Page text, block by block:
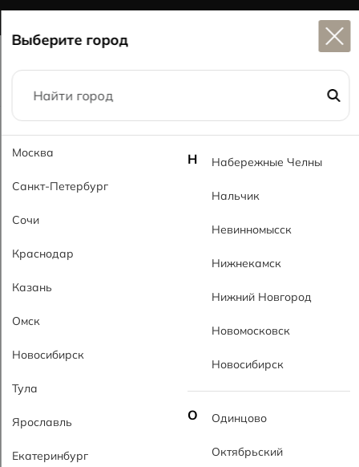
Главная Каталог 60x60 Про Бетон MT Pro Beton MT
Выберите город
Москва
Санкт-Петербург
Сочи
Краснодар
Казань
Омск
Новосибирск
Тула
Ярославль
Екатеринбург
Н Набережные Челны
Нальчик
Невинномысск
Нижнекамск
Нижний Новгород
Новомосковск
Новосибирск
О Одинцово
Октябрьский